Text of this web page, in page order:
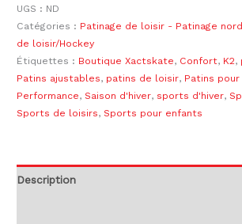
UGS : ND
Catégories : Patinage de loisir - Patinage
de loisir/Hockey
Étiquettes : Boutique Xactskate, Confort, K2,
Patins ajustables, patins de loisir, Patins
Performance,Saison d'hiver, sports d'hiver,
Sports de loisirs,Sports pour enfants
Description